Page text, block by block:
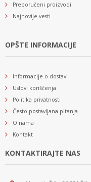
Preporučeni proizvodi
Najnovije vesti
OPŠTE INFORMACIJE
Informacije o dostavi
Uslovi korišćenja
Politika privatnosti
Često postavljana pitanja
O nama
Kontakt
KONTAKTIRAJTE NAS